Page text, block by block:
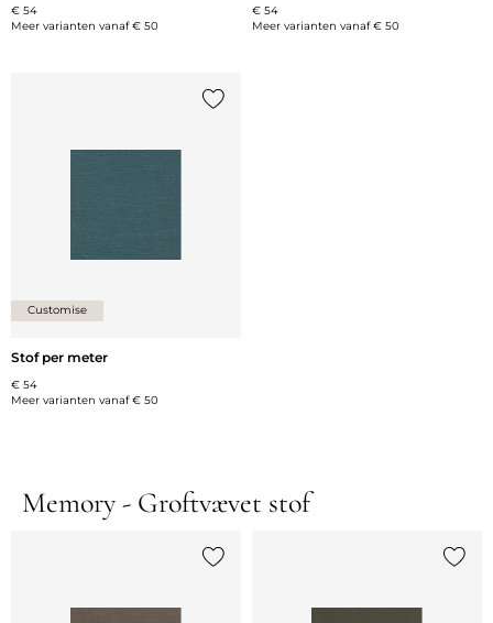
€ 54
Meer varianten vanaf€ 50
€ 54
Meer varianten vanaf€ 50
Customise
Stof per meter
€ 54
Meer varianten vanaf€ 50
Memory - Groftvævet stof